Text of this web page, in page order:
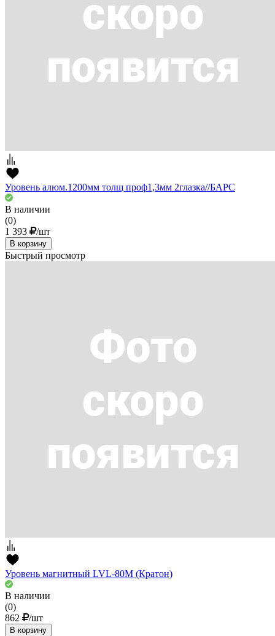
Уровень алюм.1200мм толщ проф1,3мм 2глазка//БАРС
В наличии
(0)
1 393
/шт
В корзину
Быстрый просмотр
Уровень магнитный LVL-80M (Кратон)
В наличии
(0)
862
/шт
В корзину